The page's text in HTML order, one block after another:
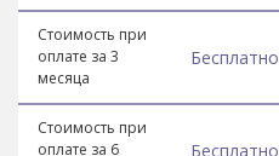
Стоимость при
оплате за 3
месяца
Бесплатно
Стоимость при
оплате за 6
Бесплатно